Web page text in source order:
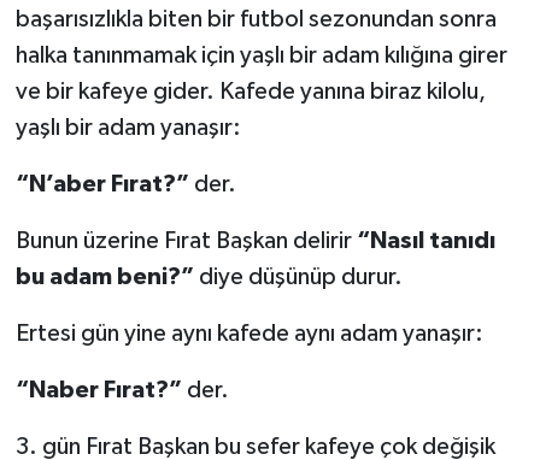
başarısızlıkla biten bir futbol sezonundan sonra
halka tanınmamak için yaşlı bir adam kılığına girer
ve bir kafeye gider. Kafede yanına biraz kilolu,
yaşlı bir adam yanaşır:
“N’aber Fırat?” der.
Bunun üzerine Fırat Başkan delirir “Nasıl tanıdı
bu adam beni?” diye düşünüp durur.
Ertesi gün yine aynı kafede aynı adam yanaşır:
“Naber Fırat?” der.
3. gün Fırat Başkan bu sefer kafeye çok değişik